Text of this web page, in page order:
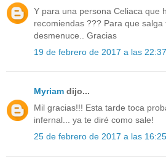
Y para una persona Celiaca que
recomiendas ??? Para que salga
desmenuce.. Gracias
19 de febrero de 2017 a las 22:37
Myriam dijo...
Mil gracias!!! Esta tarde toca
infernal... ya te diré como sale!
25 de febrero de 2017 a las 16:25